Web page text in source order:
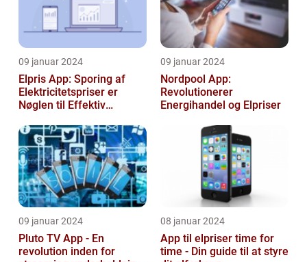
09 januar 2024
Elpris App: Sporing af
Elektricitetspriser er
Nøglen til Effektiv
09 januar 2024
Nordpool App:
Revolutionerer
Energihandel og Elpriser
09 januar 2024
Pluto TV App - En
revolution inden for
08 januar 2024
App til elpriser time for
time - Din guide til at styre